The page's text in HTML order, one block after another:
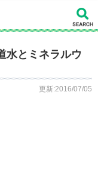
とミネラルウ
更新:2016/07/05